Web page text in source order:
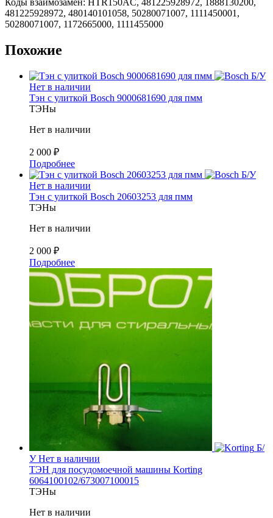
Коды взаимозамен: HTR150AC, 481225928972, 1888130200,
481225928972, 480140101058, 50280071007, 1111450001,
50280071007, 1172665000, 1111455000
Похожие
Б/У
Нет в наличии
Тэн с улиткой Bosch 9000681690 для пмм
ТЭНы
Нет в наличии
2 000 ₽
Подробнее
Б/У
Нет в наличии
Тэн с улиткой Bosch 20603253 для пмм
ТЭНы
Нет в наличии
2 000 ₽
Подробнее
Б/
У Нет в наличии
ТЭН для посудомоечной машины Кorting
6064100102/673007100015
ТЭНы
Нет в наличии